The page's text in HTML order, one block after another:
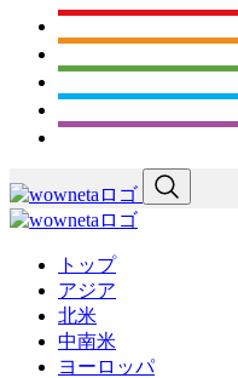
トップ
アジア
北米
中南米
ヨーロッパ